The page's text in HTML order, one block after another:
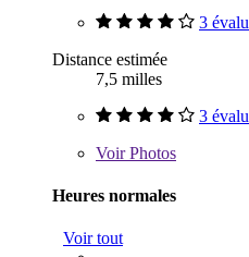
3
Distance estimée
7,5 milles
3
VoirPhotos
Heures normales
Voir tout